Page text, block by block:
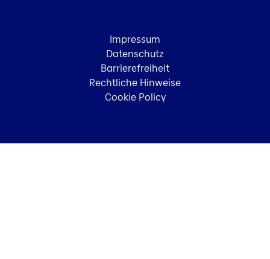
Impressum
Datenschutz
Barrierefreiheit
Rechtliche Hinweise
Cookie Policy